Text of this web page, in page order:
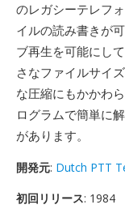
のレガシーテレフ
イルの読み書きが
ブ再生を可能にし
さなファイルサイ
な圧縮にもかかわ
ログラムで簡単に
があります。
開発元: Dutch PTT
初回リリース: 1984